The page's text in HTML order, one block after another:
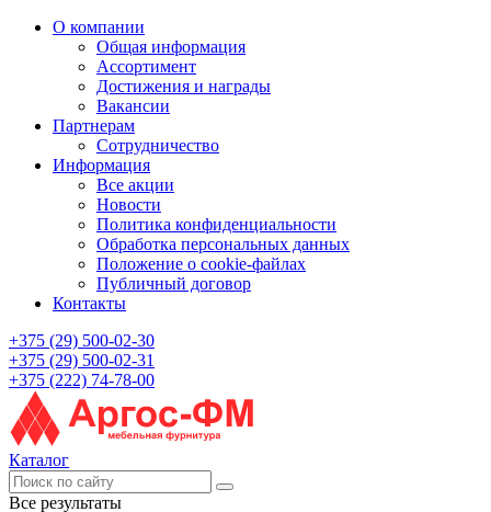
О компании
Общая информация
Ассортимент
Достижения и награды
Вакансии
Партнерам
Сотрудничество
Информация
Все акции
Новости
Политика конфиденциальности
Обработка персональных данных
Положение о cookie-файлах
Публичный договор
Контакты
+375 (29) 500-02-30
+375 (29) 500-02-31
+375 (222) 74-78-00
Каталог
Все результаты